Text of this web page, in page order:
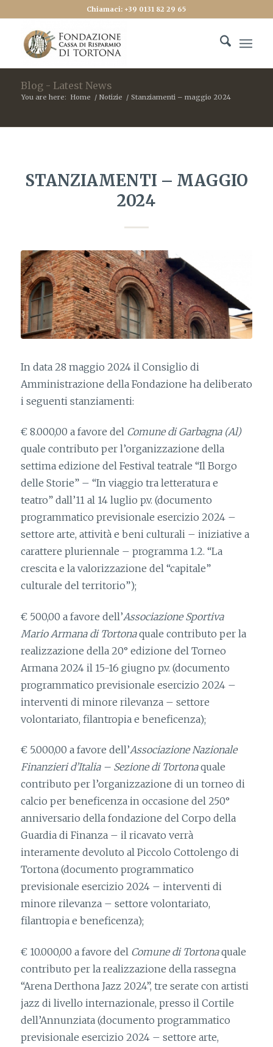
Chiamaci: +39 0131 82 29 65
Blog - Latest News
You are here: Home / Notizie / Stanziamenti – maggio 2024
STANZIAMENTI – MAGGIO
2024
In data 28 maggio 2024 il Consiglio di
Amministrazione della Fondazione ha deliberato
i seguenti stanziamenti:
€ 8.000,00 a favore del Comune di Garbagna (Al)
quale contributo per l’organizzazione della
settima edizione del Festival teatrale “Il Borgo
delle Storie” – “In viaggio tra letteratura e
teatro” dall’11 al 14 luglio p.v. (documento
programmatico previsionale esercizio 2024 –
settore arte, attività e beni culturali – iniziative a
carattere pluriennale – programma 1.2. “La
crescita e la valorizzazione del “capitale”
culturale del territorio”);
€ 500,00 a favore dell’Associazione Sportiva
Mario Armana di Tortonaquale contributo per la
realizzazione della 20° edizione del Torneo
Armana 2024 il 15-16 giugno p.v. (documento
programmatico previsionale esercizio 2024 –
interventi di minore rilevanza – settore
volontariato, filantropia e beneficenza);
€ 5.000,00 a favore dell’Associazione Nazionale
Finanzieri d’Italia – Sezione di Tortonaquale
contributo per l’organizzazione di un torneo di
calcio per beneficenza in occasione del 250°
anniversario della fondazione del Corpo della
Guardia di Finanza – il ricavato verrà
interamente devoluto al Piccolo Cottolengo di
Tortona (documento programmatico
previsionale esercizio 2024 – interventi di
minore rilevanza – settore volontariato,
filantropia e beneficenza);
€ 10.000,00 a favore del Comune di Tortonaquale
contributo per la realizzazione della rassegna
“Arena Derthona Jazz 2024”, tre serate con artisti
jazz di livello internazionale, presso il Cortile
dell’Annunziata (documento programmatico
previsionale esercizio 2024 – settore arte,